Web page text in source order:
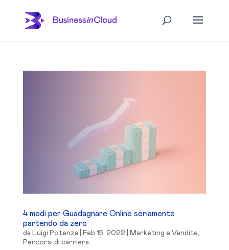
4 modi per Guadagnare Online seriamente
partendo da zero
da Luigi Potenza Feb 15, 2022 Marketing e Vendite
Percorsi di carriera